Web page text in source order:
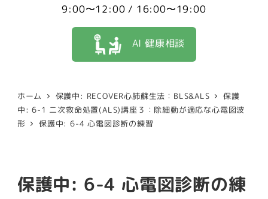
9:00〜12:00 / 16:00〜19:00
AI 健康相談
ホーム 保護中: RECOVER心肺蘇生法：BLS&ALS
保護
中: 6-1 二次救命処置(ALS)講座３：除細動が適応な心電図波
形
保護中: 6-4 心電図診断の練習
保護中: 6-4 心電図診断の練